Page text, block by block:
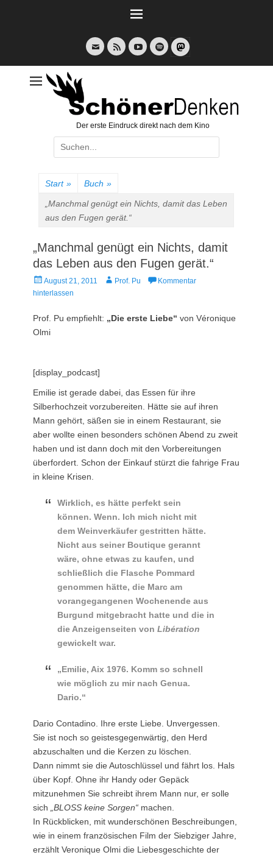
E-
Mail
Feed YouTubeSpotify
Der erste Eindruck direkt nach dem Kino
Suche
nach:
Start » Buch »
„Manchmal genügt ein Nichts, damit das Leben
aus den Fugen gerät.“
„Manchmal genügt ein Nichts, damit
das Leben aus den Fugen gerät.“
Veröffentlicht
am
August 21, 2011 AutorProf. Pu
Kommentar
hinterlassen
Prof. Pu empfiehlt: „Die erste Liebe“ von Véronique
Olmi
[display_podcast]
Emilie ist gerade dabei, das Essen für ihre
Silberhochzeit vorzubereiten. Hätte sie auf ihren
Mann gehört, säßen sie in einem Restaurant, sie
aber wollte einen besonders schönen Abend zu zweit
haben und ist dann doch mit den Vorbereitungen
überfordert. Schon der Einkauf stürzt die fahrige Frau
in kleine Krisen.
Wirklich, es hätte perfekt sein
können. Wenn. Ich mich nicht mit
dem Weinverkäufer gestritten hätte.
Nicht aus seiner Boutique gerannt
wäre, ohne etwas zu kaufen, und
schließlich die Flasche Pommard
genommen hätte, die Marc am
vorangegangenen Wochenende aus
Burgund mitgebracht hatte und die in
die Anzeigenseiten von Libération
gewickelt war.
„Emilie, Aix 1976. Komm so schnell
wie möglich zu mir nach Genua.
Dario.“
Dario Contadino. Ihre erste Liebe. Unvergessen.
Sie ist noch so geistesgegenwärtig, den Herd
abzuschalten und die Kerzen zu löschen.
Dann nimmt sie die Autoschlüssel und fährt los. Hals
über Kopf. Ohne ihr Handy oder Gepäck
mitzunehmen Sie schreibt ihrem Mann nur, er solle
sich
„BLOSS keine Sorgen“ machen.
In Rückblicken, mit wunderschönen Beschreibungen,
wie in einem französischen Film der Siebziger Jahre,
erzählt Veronique Olmi die Liebesgeschichte der